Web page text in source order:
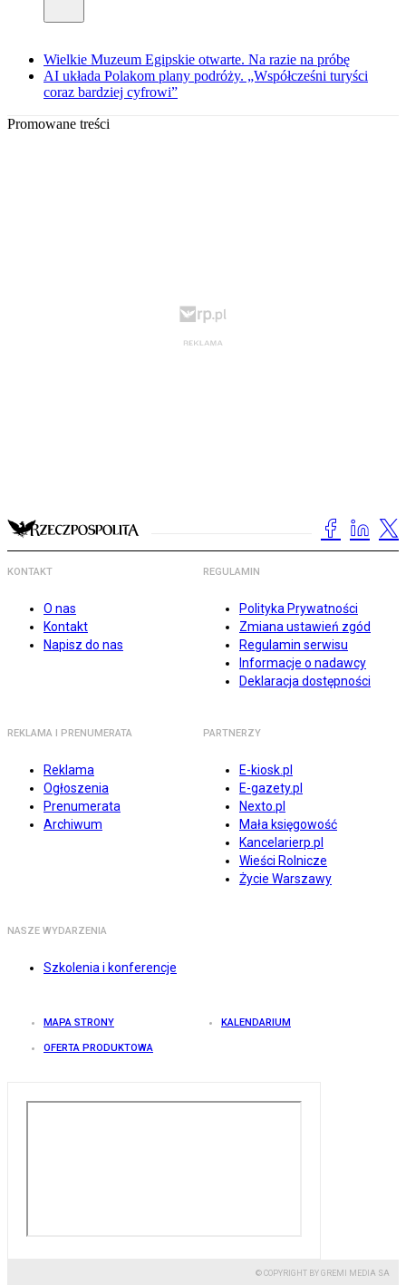
Wielkie Muzeum Egipskie otwarte. Na razie na próbę
AI układa Polakom plany podróży. „Współcześni turyści
coraz bardziej cyfrowi”
Promowane treści
KONTAKT
O nas
Kontakt
Napisz do nas
REGULAMIN
Polityka Prywatności
Zmiana ustawień zgód
Regulamin serwisu
Informacje o nadawcy
Deklaracja dostępności
REKLAMA I PRENUMERATA
Reklama
Ogłoszenia
Prenumerata
Archiwum
PARTNERZY
E-kiosk.pl
E-gazety.pl
Nexto.pl
Mała księgowość
Kancelarierp.pl
Wieści Rolnicze
Życie Warszawy
NASZE WYDARZENIA
Szkolenia i konferencje
MAPA STRONY KALENDARIUM
OFERTA PRODUKTOWA
© COPYRIGHT BY GREMI MEDIA SA